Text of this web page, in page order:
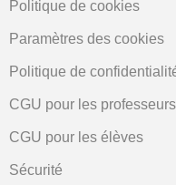
Politique de cookies
Paramètres des cookies
Politique de
CGU pour les professeurs
CGU pour les élèves
Sécurité